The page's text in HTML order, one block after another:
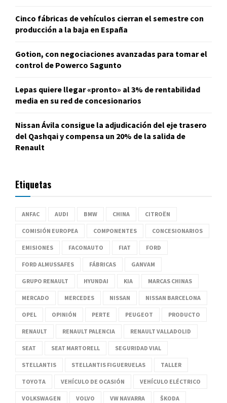
Cinco fábricas de vehículos cierran el semestre con
producción a la baja en España
Gotion, con negociaciones avanzadas para tomar el
control de Powerco Sagunto
Lepas quiere llegar «pronto» al 3% de rentabilidad
media en su red de concesionarios
Nissan Ávila consigue la adjudicación del eje trasero
del Qashqai y compensa un 20% de la salida de
Renault
Etiquetas
ANFAC AUDI BMW CHINA CITROËN
COMISIÓN EUROPEA COMPONENTES CONCESIONARIOS
EMISIONES FACONAUTO FIAT FORD
FORD ALMUSSAFES FÁBRICAS GANVAM
GRUPO RENAULT HYUNDAI KIA MARCAS CHINAS
MERCADO MERCEDES NISSAN NISSAN BARCELONA
OPEL OPINIÓN PERTE PEUGEOT PRODUCTO
RENAULT RENAULT PALENCIA RENAULT VALLADOLID
SEAT SEAT MARTORELL SEGURIDAD VIAL
STELLANTIS STELLANTIS FIGUERUELAS TALLER
TOYOTA VEHÍCULO DE OCASIÓN VEHÍCULO ELÉCTRICO
VOLKSWAGEN VOLVO VW NAVARRA ŠKODA